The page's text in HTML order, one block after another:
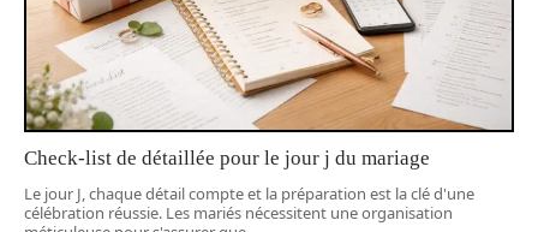
Check-list de détaillée pour le jour j du mariage
Le jour J, chaque détail compte et la préparation est la clé d'une
célébration réussie. Les mariés nécessitent une organisation